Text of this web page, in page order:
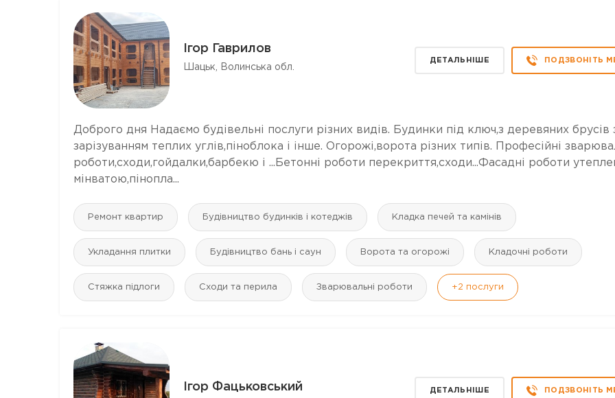
Ігор Гаврилов
Шацьк, Волинська обл.
ДЕТАЛЬНІШЕ ПОДЗВОНІТЬ
Доброго дня Надаємо будівельні послуги різних видів. Будинки під ключ,з деревяних брусів
зарізуванням теплих углів,піноблока і інше. Огорожі,ворота різних типів. Професійні
роботи,сходи,гойдалки,барбекю і ...Бетонні роботи перекриття,сходи...Фасадні роботи
мінватою,пінопла...
Ремонт квартир Будівництво будинків і котеджів Кладка печей та камінів
Укладання плитки Будівництво бань і саун Ворота та огорожі Кладочні роботи
Стяжка підлоги Сходи та перила Зварювальні роботи +2 послуги
Ігор Фацьковський ДЕТАЛЬНІШЕ ПОДЗВОНІТЬ